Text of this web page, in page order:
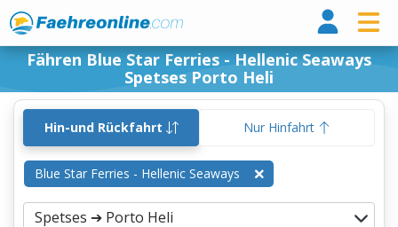
Fähren Blue Star Ferries - Hellenic Seaways
Spetses Porto Heli
Hin-und Rückfahrt Nur Hinfahrt
Blue Star Ferries - Hellenic Seaways